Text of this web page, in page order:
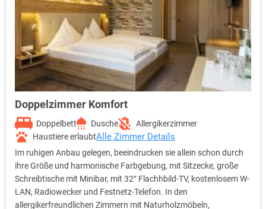
Doppelzimmer Komfort
Doppelbett Dusche
Allergikerzimmer
Haustiere erlaubtAlle Zimmer Details
Im ruhigen Anbau gelegen, beeindrucken sie allein schon durch
ihre Größe und harmonische Farbgebung, mit Sitzecke, große
Schreibtische mit Minibar, mit 32″ Flachhbild-TV, kostenlosem W-
LAN, Radiowecker und Festnetz-Telefon. In den
allergikerfreundlichen Zimmern mit Naturholzmöbeln,